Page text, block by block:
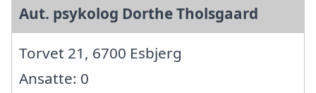
Aut. psykolog Dorthe Tholsgaard
Torvet 21, 6700 Esbjerg
Ansatte: 0